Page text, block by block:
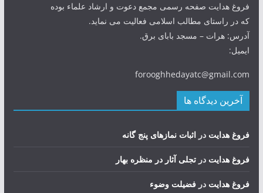
فروغ هدایت صفحه رسمی مجمع دعوت و ارشاد علماء بوده
که در راستای مطالب اسلامی فعالیت می نماید.
آدرس: هرات – مسجد بابای برق.
ایمیل:
forooghhedayatc@gmail.com
آخرین دیدگاه ها
فروغ هدایت در اثبات نمازهای پنج گانه
فروغ هدایت در تجلی آثار در منظره بهار
فروغ هدایت در فضيلت وضوء